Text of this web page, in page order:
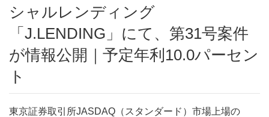
シャルレンディング
「J.LENDING」にて、第31号案件
が情報公開｜予定年利10.0パーセン
ト
東京証券取引所JASDAQ（スタンダード）市場上場の